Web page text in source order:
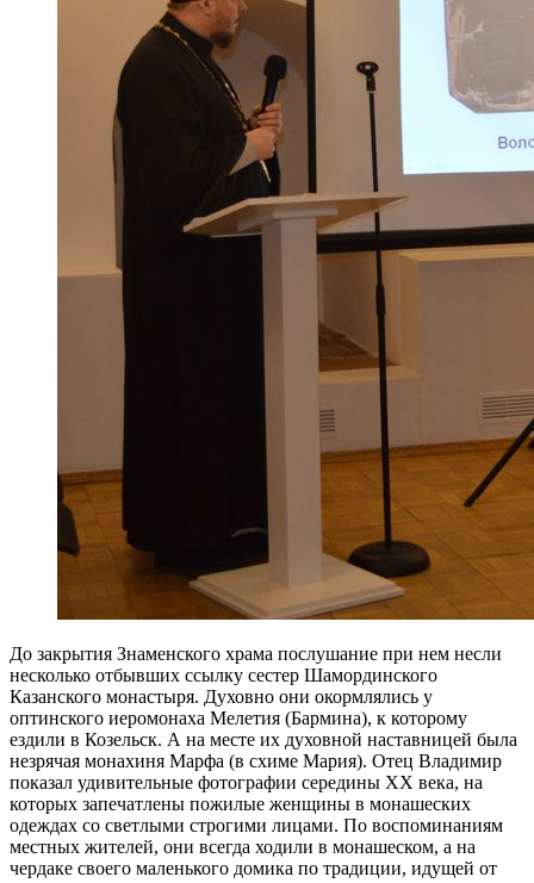
До закрытия Знаменского храма послушание при нем несли
несколько отбывших ссылку сестер Шамординского
Казанского монастыря. Духовно они окормлялись у
оптинского иеромонаха Мелетия (Бармина), к которому
ездили в Козельск. А на месте их духовной наставницей была
незрячая монахиня Марфа (в схиме Мария). Отец Владимир
показал удивительные фотографии середины ХХ века, на
которых запечатлены пожилые женщины в монашеских
одеждах со светлыми строгими лицами. По воспоминаниям
местных жителей, они всегда ходили в монашеском, а на
чердаке своего маленького домика по традиции, идущей от